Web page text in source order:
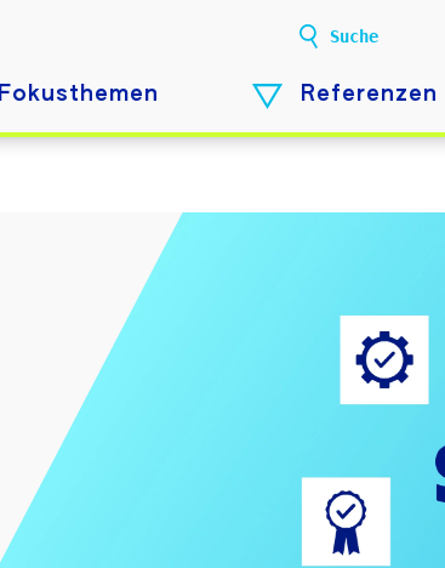
Suche
Fokusthemen Referenzen